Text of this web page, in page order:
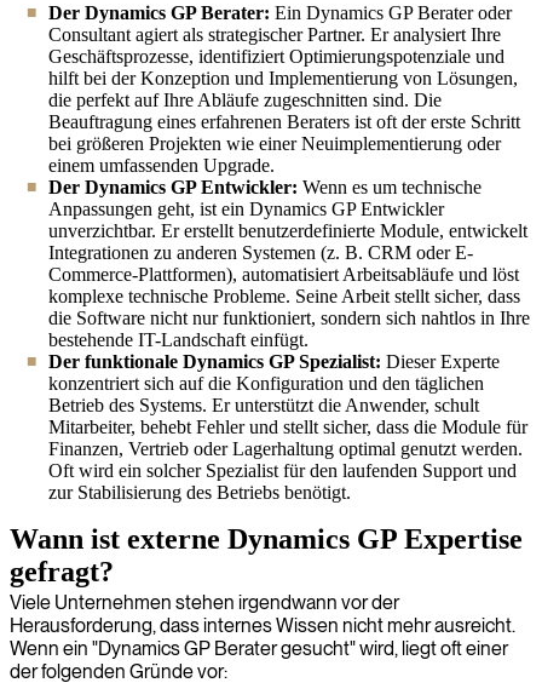
Der Dynamics GP Berater: Ein Dynamics GP Berater oder
Consultant agiert als strategischer Partner. Er analysiert Ihre
Geschäftsprozesse, identifiziert Optimierungspotenziale und
hilft bei der Konzeption und Implementierung von Lösungen,
die perfekt auf Ihre Abläufe zugeschnitten sind. Die
Beauftragung eines erfahrenen Beraters ist oft der erste Schritt
bei größeren Projekten wie einer Neuimplementierung oder
einem umfassenden Upgrade.
Der Dynamics GP Entwickler: Wenn es um technische
Anpassungen geht, ist ein Dynamics GP Entwickler
unverzichtbar. Er erstellt benutzerdefinierte Module, entwickelt
Integrationen zu anderen Systemen (z. B. CRM oder E-
Commerce-Plattformen), automatisiert Arbeitsabläufe und löst
komplexe technische Probleme. Seine Arbeit stellt sicher, dass
die Software nicht nur funktioniert, sondern sich nahtlos in Ihre
bestehende IT-Landschaft einfügt.
Der funktionale Dynamics GP Spezialist: Dieser Experte
konzentriert sich auf die Konfiguration und den täglichen
Betrieb des Systems. Er unterstützt die Anwender, schult
Mitarbeiter, behebt Fehler und stellt sicher, dass die Module für
Finanzen, Vertrieb oder Lagerhaltung optimal genutzt werden.
Oft wird ein solcher Spezialist für den laufenden Support und
zur Stabilisierung des Betriebs benötigt.
Wann ist externe Dynamics GP Expertise
gefragt?
Viele Unternehmen stehen irgendwann vor der
Herausforderung, dass internes Wissen nicht mehr ausreicht.
Wenn ein "Dynamics GP Berater gesucht" wird, liegt oft einer
der folgenden Gründe vor: